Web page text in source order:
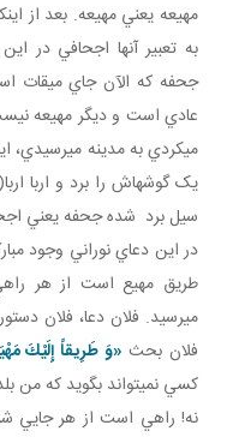
مهيعه يعني مهيعه. بعد از
به تعبير آنها اجحافي در
جحفه که الآن جاي
عادي است و ديگر مهيعه
مي کردي به مدينه مي
يک گوشه اش را برد و اربا
سيل برد شده جحفه يعني
در اين دعاي نوراني وجود
طريق مهيع است از هر
مي رسيد. فلان دعا، فلان
فلان بحث «وَ طَرِيقاً إِلَيْكَ
کسي نمي تواند بگويد که من
نه! راهي است از هر جايي